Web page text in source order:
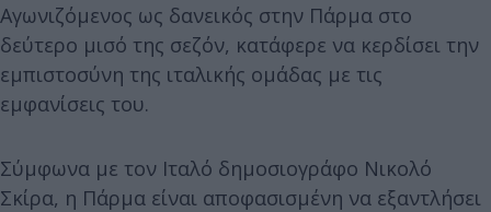
Αγωνιζόμενος ως δανεικός στην Πάρμα στο
δεύτερο μισό της σεζόν, κατάφερε να κερδίσει την
εμπιστοσύνη της ιταλικής ομάδας με τις
εμφανίσεις του.
Σύμφωνα με τον Ιταλό δημοσιογράφο Νικολό
Σκίρα, η Πάρμα είναι αποφασισμένη να εξαντλήσει